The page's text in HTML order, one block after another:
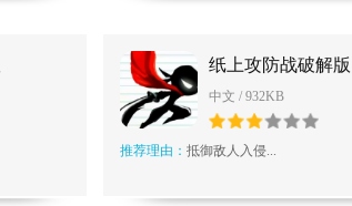
纸上攻防战破解版
中文 / 932KB
推荐理由： 抵御敌人入侵...